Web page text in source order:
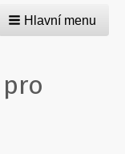
Hlavní menu